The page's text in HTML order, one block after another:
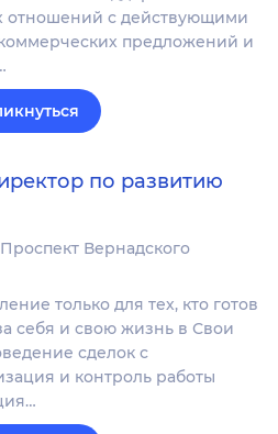
отношений с действующими
предложений и
по развитию
Проспект Вернадского
только для тех, кто готов
себя и свою жизнь в Свои
сделок с
и контроль работы